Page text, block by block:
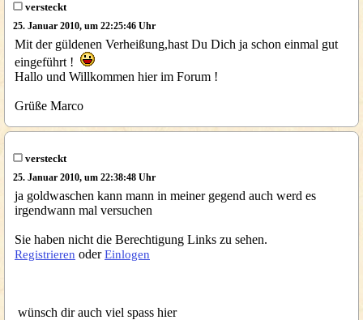
versteckt
25. Januar 2010, um 22:25:46 Uhr
Mit der güldenen Verheißung,hast Du Dich ja schon einmal gut
eingeführt !
Hallo und Willkommen hier im Forum !
Grüße Marco
versteckt
25. Januar 2010, um 22:38:48 Uhr
ja goldwaschen kann mann in meiner gegend auch werd es
irgendwann mal versuchen
Sie haben nicht die Berechtigung Links zu sehen.
Registrieren oderEinlogen
wünsch dir auch viel spass hier